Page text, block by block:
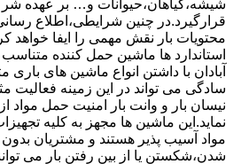
شیشه،گیاهان،حیوانات و… بر عهده
قرارگیرد.در چنین شرایطی،اطلاع
محتویات بار نقش مهمی را ایفا خواهد
استاندارد ها ماشین حمل کننده متناسب
آبادان با داشتن انواع ماشین های باری
سادگی می تواند در این زمینه فعالیت
نیسان بار و وانت بار امنیت حمل مواد
نماید.این ماشین ها مجهز به کلیه
مواد آسیب پذیر هستند و مشتریان بدون
شدن،شکستن یا از بین رفتن بار می